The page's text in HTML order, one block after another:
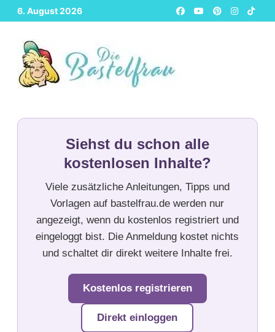
Zurück
zum
Inhalt
6. August 2026
Siehst du schon alle
kostenlosen Inhalte?
Viele zusätzliche Anleitungen, Tipps und
Vorlagen auf bastelfrau.de werden nur
angezeigt, wenn du kostenlos registriert und
eingeloggt bist. Die Anmeldung kostet nichts
und schaltet dir direkt weitere Inhalte frei.
Kostenlos registrieren
Direkt einloggen